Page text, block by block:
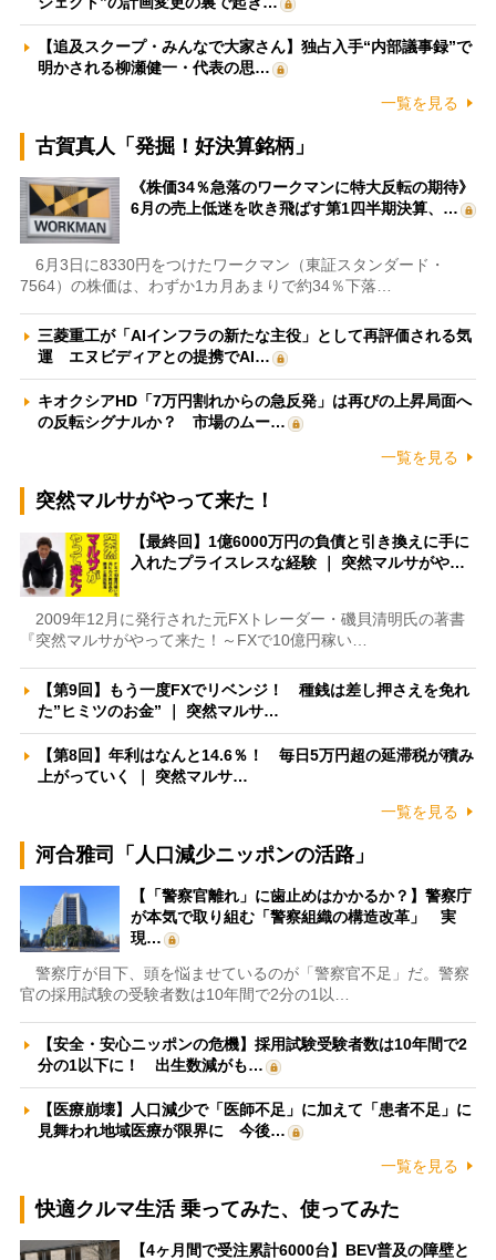
【追及スクープ・みんなで大家さん】独占入手“内部議事録”で
明かされる柳瀬健一・代表の思…
一覧を見る
古賀真人「発掘！好決算銘柄」
《株価34％急落のワークマンに特大反転の期待》
6月の売上低迷を吹き飛ばす第1四半期決算、…
6月3日に8330円をつけたワークマン（東証スタンダード・
7564）の株価は、わずか1カ月あまりで約34％下落…
三菱重工が「AIインフラの新たな主役」として再評価される気
運 エヌビディアとの提携でAI…
キオクシアHD「7万円割れからの急反発」は再びの上昇局面へ
の反転シグナルか？ 市場のムー…
一覧を見る
突然マルサがやって来た！
【最終回】1億6000万円の負債と引き換えに手に
入れたプライスレスな経験 ｜ 突然マルサがや…
2009年12月に発行された元FXトレーダー・磯貝清明氏の著書
『突然マルサがやって来た！～FXで10億円稼い…
【第9回】もう一度FXでリベンジ！ 種銭は差し押さえを免れ
た”ヒミツのお金” ｜ 突然マルサ…
【第8回】年利はなんと14.6％！ 毎日5万円超の延滞税が積み
上がっていく ｜ 突然マルサ…
一覧を見る
河合雅司「人口減少ニッポンの活路」
【「警察官離れ」に歯止めはかかるか？】警察庁
が本気で取り組む「警察組織の構造改革」 実
現…
警察庁が目下、頭を悩ませているのが「警察官不足」だ。警察
官の採用試験の受験者数は10年間で2分の1以…
【安全・安心ニッポンの危機】採用試験受験者数は10年間で2
分の1以下に！ 出生数減がも…
【医療崩壊】人口減少で「医師不足」に加えて「患者不足」に
見舞われ地域医療が限界に 今後…
一覧を見る
快適クルマ生活 乗ってみた、使ってみた
【4ヶ月間で受注累計6000台】BEV普及の障壁と